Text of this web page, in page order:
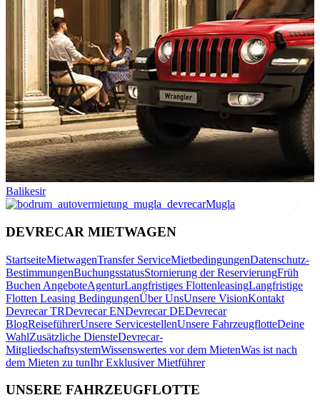
Balikesir
Mugla
DEVRECAR MIETWAGEN
StartseiteMietwagenTransfer ServiceMietbedingungenDatenschutz-
BestimmungenBuchungsstatusStornierung der ReservierungFrüh
Buchen AngeboteAgenturLangfristiges FlottenleasingLangfristige
Flotten Leasing BedingungenÜber UnsUnsere VisionKontakt
Devrecar TRDevrecar ENDevrecar DEDevrecar
BlogReiseführerUnsere ServicestellenUnsere FahrzeugflotteDeine
WahlZusätzliche DiensteDevrecar-
MitgliedschaftsystemWissenswertes vor dem MietenWas ist nach
dem Mieten zu tunIhr Exklusiver Mietführer
UNSERE FAHRZEUGFLOTTE